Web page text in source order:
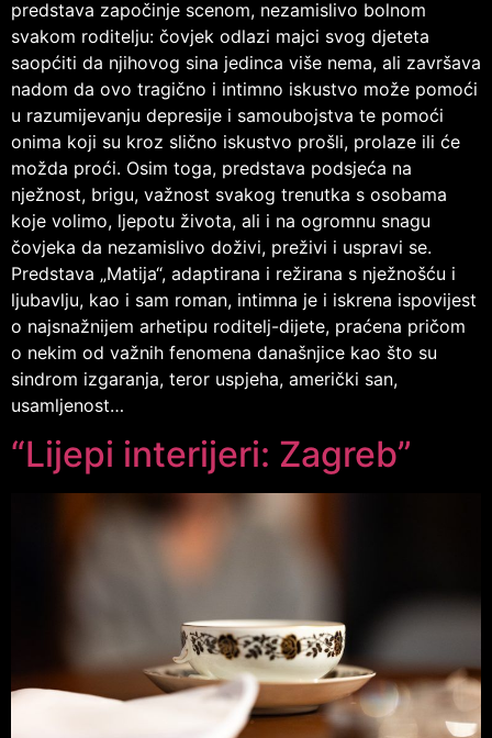
predstava započinje scenom, nezamislivo bolnom
svakom roditelju: čovjek odlazi majci svog djeteta
saopćiti da njihovog sina jedinca više nema, ali završava
nadom da ovo tragično i intimno iskustvo može pomoći
u razumijevanju depresije i samoubojstva te pomoći
onima koji su kroz slično iskustvo prošli, prolaze ili će
možda proći. Osim toga, predstava podsjeća na
nježnost, brigu, važnost svakog trenutka s osobama
koje volimo, ljepotu života, ali i na ogromnu snagu
čovjeka da nezamislivo doživi, preživi i uspravi se.
Predstava „Matija“, adaptirana i režirana s nježnošću i
ljubavlju, kao i sam roman, intimna je i iskrena ispovijest
o najsnažnijem arhetipu roditelj-dijete, praćena pričom
o nekim od važnih fenomena današnjice kao što su
sindrom izgaranja, teror uspjeha, američki san,
usamljenost…
“Lijepi interijeri: Zagreb”